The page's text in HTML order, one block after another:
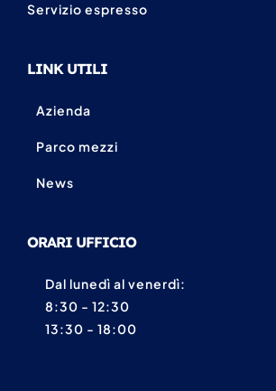
Servizio espresso
LINK UTILI
Azienda
Parco mezzi
News
ORARI UFFICIO
Dal lunedì al venerdì:
8:30 - 12:30
13:30 - 18:00